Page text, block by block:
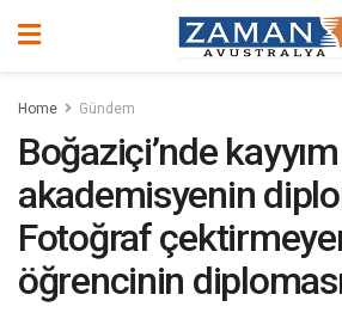
Home Gündem
Boğaziçi’nde kayyım
akademisyenin
Fotoğraf
öğrencinin